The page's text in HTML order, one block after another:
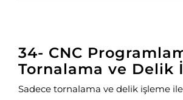
34- CNC
Tornalama ve Delik
Sadece tornalama ve delik işleme